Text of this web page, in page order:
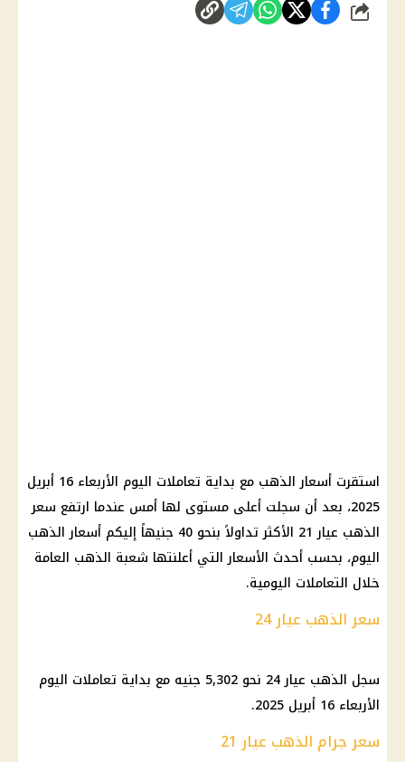
شارك
استقرت أسعار الذهب مع بداية تعاملات اليوم الأربعاء 16 أبريل
2025، بعد أن سجلت أعلى مستوى لها أمس عندما ارتفع سعر
الذهب عيار 21 الأكثر تداولاً بنحو 40 جنيهاً إليكم أسعار الذهب
اليوم، بحسب أحدث الأسعار التي أعلنتها شعبة الذهب العامة
خلال التعاملات اليومية.
سعر الذهب عيار 24
سجل الذهب عيار 24 نحو 5,302 جنيه مع بداية تعاملات اليوم
الأربعاء 16 أبريل 2025.
سعر جرام الذهب عيار 21